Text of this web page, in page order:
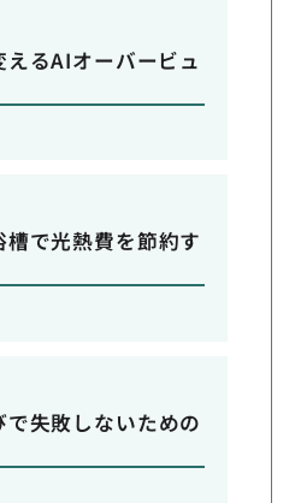
るAIオーバービュ
で光熱費を節約す
失敗しないための